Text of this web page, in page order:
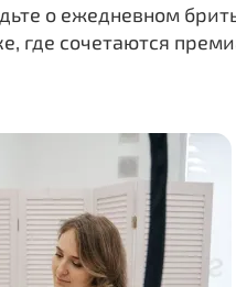
о ежедневном
где сочетаются